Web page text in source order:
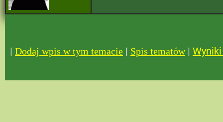
| Dodaj wpis w tym temacie | Spis tematów|